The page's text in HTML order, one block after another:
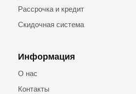
Рассрочка и кредит
Скидочная система
Информация
О нас
Контакты